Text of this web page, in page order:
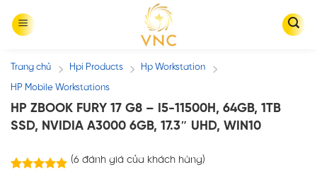
Trang chủ / Hpi Products / Hp Workstation /
HP Mobile Workstations
HP ZBOOK FURY 17 G8 – I5-11500H, 64GB, 1TB
SSD, NVIDIA A3000 6GB, 17.3″ UHD, WIN10
(6đánh giá của khách hàng)